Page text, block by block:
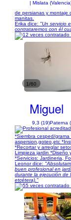
| Mislata
de persianas y montaje
manitas.
Erika dice: "Un servicio
contrataremos con él
1/60
Miguel
9,3 (19)Paterna
*Siembra cesped/
aspersion,goteo,etc
*Recortar y arreglar
Limpieza jardin *Diseño
*Servicios: Jardineria,
Leonor dice:
buen profesional en
durante la ejecución de
etcétera)."